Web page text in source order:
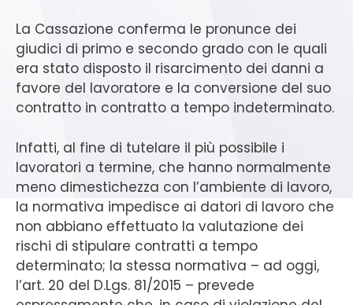
La Cassazione conferma le pronunce dei
giudici di primo e secondo grado con le quali
era stato disposto il risarcimento dei danni a
favore del lavoratore e la conversione del suo
contratto in contratto a tempo indeterminato.
Infatti, al fine di tutelare il più possibile i
lavoratori a termine, che hanno normalmente
meno dimestichezza con l’ambiente di lavoro,
la normativa impedisce ai datori di lavoro che
non abbiano effettuato la valutazione dei
rischi di stipulare contratti a tempo
determinato; la stessa normativa – ad oggi,
l’art. 20 del D.Lgs. 81/2015 – prevede